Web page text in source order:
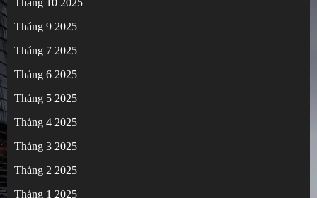
Tháng 9 2025
Tháng 7 2025
Tháng 6 2025
Tháng 5 2025
Tháng 4 2025
Tháng 3 2025
Tháng 2 2025
Tháng 1 2025